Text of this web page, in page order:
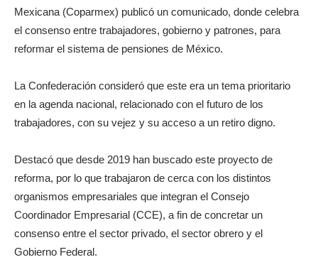
Mexicana (Coparmex) publicó un comunicado, donde celebra
el consenso entre trabajadores, gobierno y patrones, para
reformar el sistema de pensiones de México.
La Confederación consideró que este era un tema prioritario
en la agenda nacional, relacionado con el futuro de los
trabajadores, con su vejez y su acceso a un retiro digno.
Destacó que desde 2019 han buscado este proyecto de
reforma, por lo que trabajaron de cerca con los distintos
organismos empresariales que integran el Consejo
Coordinador Empresarial (CCE), a fin de concretar un
consenso entre el sector privado, el sector obrero y el
Gobierno Federal.